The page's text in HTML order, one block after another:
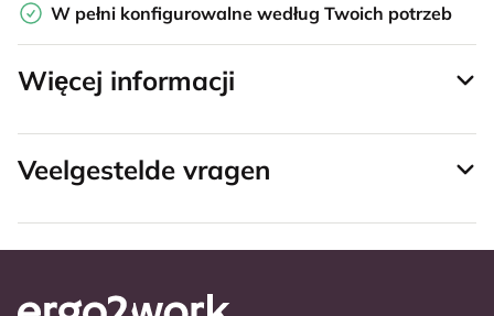
W pełni konfigurowalne według Twoich potrzeb
Więcej informacji
Veelgestelde vragen